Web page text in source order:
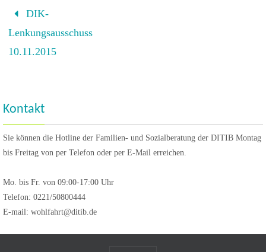
DIK-
Lenkungsausschuss
10.11.2015
Kontakt
Sie können die Hotline der Familien- und Sozialberatung der DITIB Montag
bis Freitag von per Telefon oder per E-Mail erreichen.
Mo. bis Fr. von 09:00-17:00 Uhr
Telefon: 0221/50800444
E-mail: wohlfahrt@ditib.de